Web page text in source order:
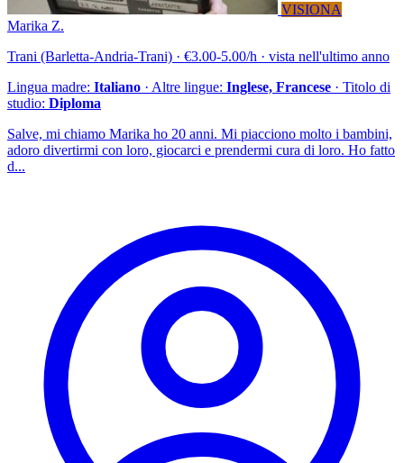
VISIONA
Marika Z.
Trani (Barletta-Andria-Trani) · €3.00-5.00/h · vista nell'ultimo anno
Lingua madre: Italiano · Altre lingue: Inglese, Francese · Titolo di
studio: Diploma
Salve, mi chiamo Marika ho 20 anni. Mi piacciono molto i bambini,
adoro divertirmi con loro, giocarci e prendermi cura di loro. Ho fatto
d...